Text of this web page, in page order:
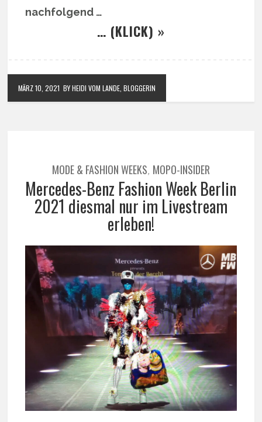
nachfolgend …
… (KLICK) »
MÄRZ 10, 2021 BY HEIDI VOM LANDE, BLOGGERIN
MODE & FASHION WEEKS, MOPO-INSIDER
Mercedes-Benz Fashion Week Berlin
2021 diesmal nur im Livestream
erleben!